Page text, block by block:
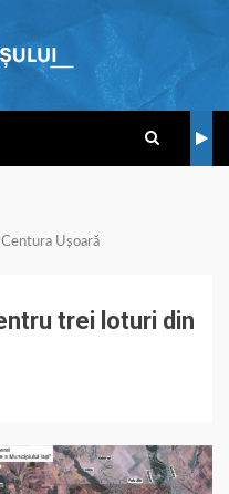
Ușoară
trei loturi din